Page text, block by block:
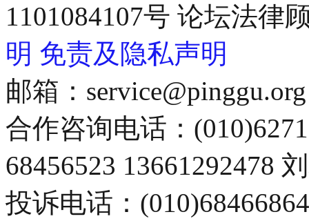
1101084107号 论坛法律
明 免责及隐私声明
邮箱：service@pinggu.org
合作咨询电话：
68456523 13661292478
投诉电话：